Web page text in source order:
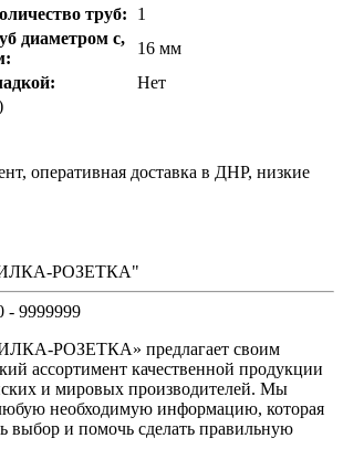
труб:
1
диаметром с,
16 мм
Нет
оперативная доставка в ДНР, низкие
РОЗЕТКА"
- 9999999
РОЗЕТКА» предлагает своим
ассортимент качественной продукции
и мировых производителей. Мы
необходимую информацию, которая
выбор и помочь сделать правильную